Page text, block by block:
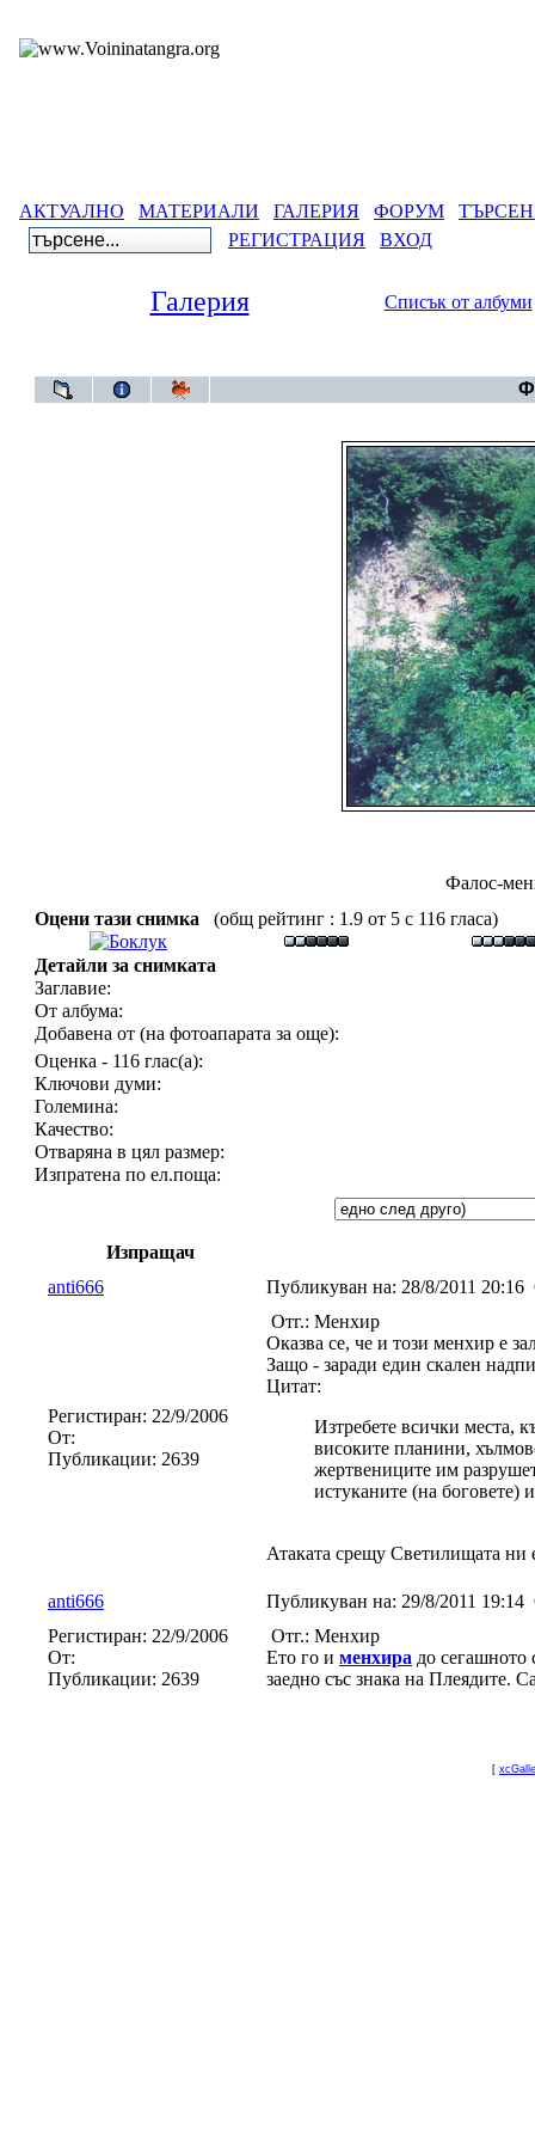
АКТУАЛНО МАТЕРИАЛИ ГАЛЕРИЯ ФОРУМ
РЕГИСТРАЦИЯ
ВХОД
Галерия Списък от албуми
Фалос-
Оцени тази снимка
(общ рейтинг : 1.9 от 5 с 116 гласа)
Детайли за снимката
Заглавие:
От албума:
Добавена от (на фотоапарата за още):
Оценка - 116 глас(а):
Ключови думи:
Големина:
Качество:
Отваряна в цял размер:
Изпратена по ел.поща:
Изпращач
anti666
Публикуван на: 28/8/2011 20:16
Регистиран: 22/9/2006
От:
Публикации: 2639
Отг.: Менхир
Оказва се, че и този менхир е
Защо - заради един скален
Цитат:
Изтребете всички места,
високите планини,
жертвениците им
истуканите (на боговете)
Атаката срещу Светилищата ни
anti666 Публикуван на: 29/8/2011 19:14
Регистиран: 22/9/2006
От:
Публикации: 2639
Отг.: Менхир
Ето го и менхира до сегашното
заедно със знака на Плеядите.
[